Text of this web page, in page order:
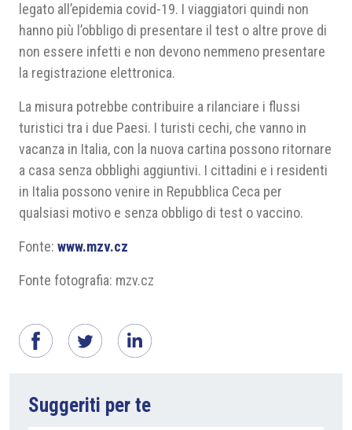
legato all’epidemia covid-19. I viaggiatori quindi non
hanno più l’obbligo di presentare il test o altre prove di
non essere infetti e non devono nemmeno presentare
la registrazione elettronica.
La misura potrebbe contribuire a rilanciare i flussi
turistici tra i due Paesi. I turisti cechi, che vanno in
vacanza in Italia, con la nuova cartina possono ritornare
a casa senza obblighi aggiuntivi. I cittadini e i residenti
in Italia possono venire in Repubblica Ceca per
qualsiasi motivo e senza obbligo di test o vaccino.
Fonte: www.mzv.cz
Fonte fotografia: mzv.cz
Suggeriti per te